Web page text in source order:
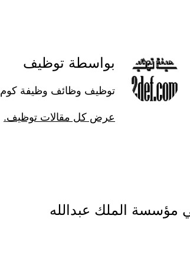
بواسطة توظيف
توظيف وظائف وظيفة كوم
عرض كل مقالات توظيف.
مؤسسة الملك عبدالله